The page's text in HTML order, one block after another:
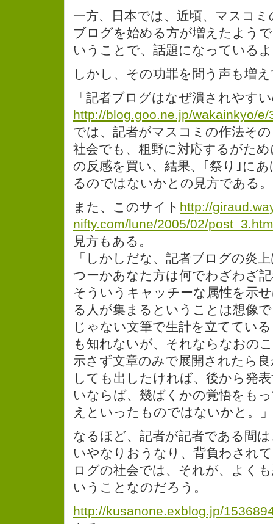
一方、日本では、近頃、マスコ
ブログを始める方が増えたよう
いうことで、話題になっている
しかし、その功罪を問う声も増
「記者ブログはなぜ潰されやす
http://blog.goo.ne.jp/wakainkyo/
では、記者がマスコミの作法そ
社会でも、粗野に対応するがた
の反感を買い、結果、｢祭り｣に
るのではないかとの見方である。
また、このサイト http://
nifty.com/lune/2005/02/
見方もある。
「しかしだな、記者ブログの炎
つーかあなた方は何でわざわざ
そういうキャッチーな属性を示
る人が集まるということは想像
じゃない文筆で生計を立ててい
も知れないが、それならなおの
示さず文章のみで展開されたら
しても出したければ、後から発
いならば、幾ばくかの覚悟をも
えといったものではないかと。」
なるほど、記者が記者である間
いやなりおうなり、背負わされ
ログの社会では、それが、よく
いうことなのだろう。
http://kusanone.exblog.jp/